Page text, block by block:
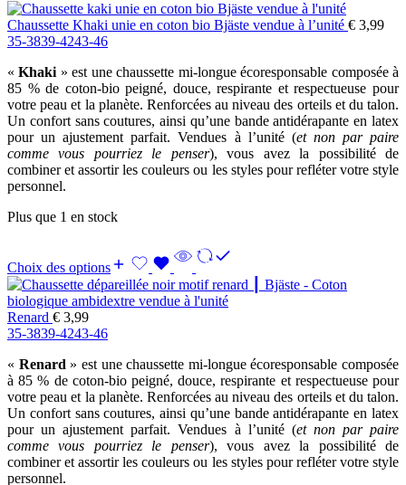
Chaussette Khaki unie en coton bio Bjäste vendue à l’unité € 3,99
35-3839-4243-46
«Khaki » est une chaussette mi-longue écoresponsable composée à
85 % de coton-bio peigné, douce, respirante et respectueuse pour
votre peau et la planète. Renforcées au niveau des orteils et du talon.
Un confort sans coutures, ainsi qu’une bande antidérapante en latex
pour un ajustement parfait. Vendues à l’unité (et non par paire
comme vous pourriez le penser), vous avez la possibilité de
combiner et assortir les couleurs ou les styles pour refléter votre style
personnel.
Plus que 1 en stock
Choix des options
Renard € 3,99
35-3839-4243-46
« Renard » est une chaussette mi-longue écoresponsable composée
à 85 % de coton-bio peigné, douce, respirante et respectueuse pour
votre peau et la planète. Renforcées au niveau des orteils et du talon.
Un confort sans coutures, ainsi qu’une bande antidérapante en latex
pour un ajustement parfait. Vendues à l’unité (et non par paire
comme vous pourriez le penser), vous avez la possibilité de
combiner et assortir les couleurs ou les styles pour refléter votre style
personnel.